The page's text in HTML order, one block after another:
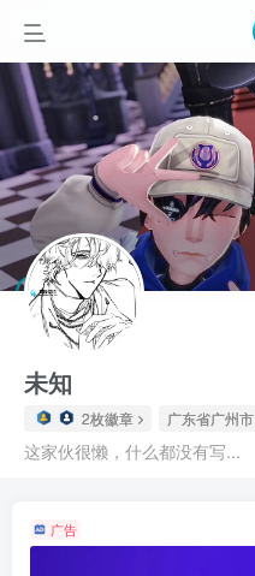
未知
2枚徽章 广东省广州市
这家伙很懒，什么都没有写...
广告